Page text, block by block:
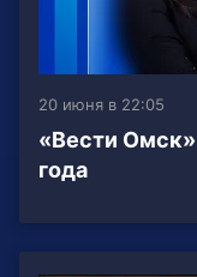
20 июня в 22:05
«Вести
года